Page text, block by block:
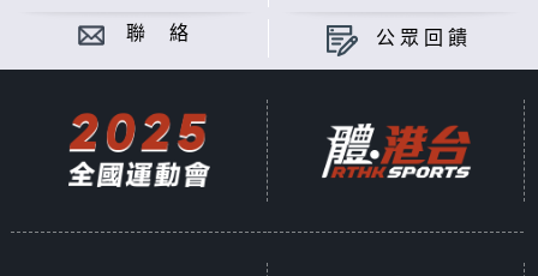
聯 絡 公眾回饋